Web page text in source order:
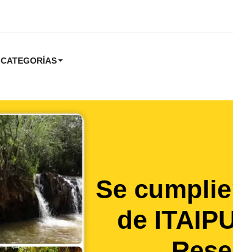
CATEGORÍAS
Se
de